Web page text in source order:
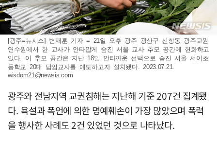
[광주=뉴시스] 변재훈 기자 = 21일 오후 광주 광산구 신창동 광주교원
연수원에서 한 교사가 안타깝게 숨진 서울 교사 추모 공간에 헌화하고
있다. 이 추모 공간은 지난 18일 안타까운 선택으로 숨진 서울 서이초
등학교 20대 담임교사를 애도하고자 설치됐다. 2023.07.21.
wisdom21@newsis.com
광주와 전남지역 교권침해는 지난해 기준 207건 집계됐
다. 욕설과 폭언에 의한 명예훼손이 가장 많았으며 폭력
을 행사한 사례도 2건 있었던 것으로 나타났다.